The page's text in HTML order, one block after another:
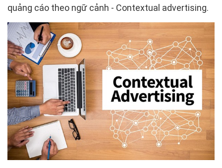
quảng cáo theo ngữ cảnh - Contextual advertising.